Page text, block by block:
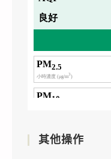
其他操作